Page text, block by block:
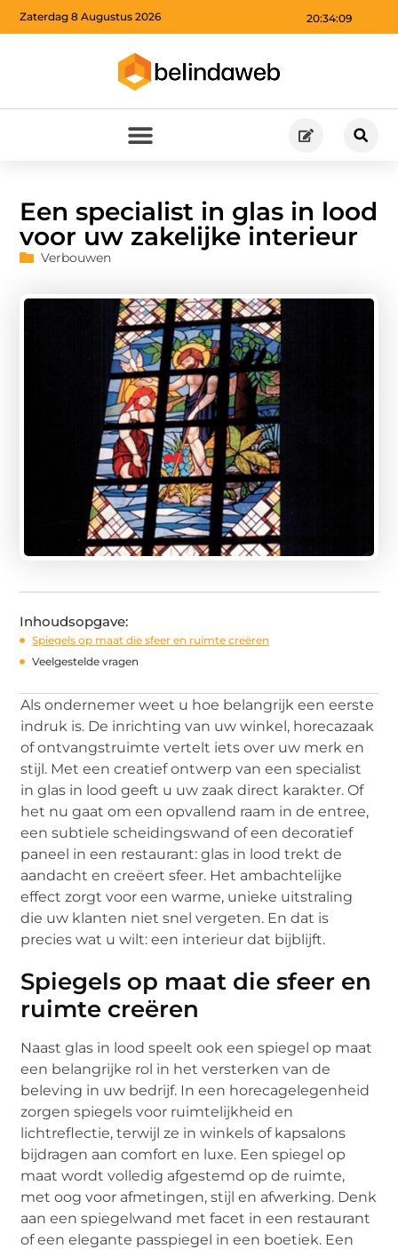
20:34:10
Zaterdag 8 Augustus 2026
Een specialist in glas in lood
voor uw zakelijke interieur
Verbouwen
Inhoudsopgave:
Spiegels op maat die sfeer en ruimte creëren
Veelgestelde vragen
Als ondernemer weet u hoe belangrijk een eerste
indruk is. De inrichting van uw winkel, horecazaak
of ontvangstruimte vertelt iets over uw merk en
stijl. Met een creatief ontwerp van een specialist
in glas in lood geeft u uw zaak direct karakter. Of
het nu gaat om een opvallend raam in de entree,
een subtiele scheidingswand of een decoratief
paneel in een restaurant: glas in lood trekt de
aandacht en creëert sfeer. Het ambachtelijke
effect zorgt voor een warme, unieke uitstraling
die uw klanten niet snel vergeten. En dat is
precies wat u wilt: een interieur dat bijblijft.
Spiegels op maat die sfeer en
ruimte creëren
Naast glas in lood speelt ook een spiegel op maat
een belangrijke rol in het versterken van de
beleving in uw bedrijf. In een horecagelegenheid
zorgen spiegels voor ruimtelijkheid en
lichtreflectie, terwijl ze in winkels of kapsalons
bijdragen aan comfort en luxe. Een spiegel op
maat wordt volledig afgestemd op de ruimte,
met oog voor afmetingen, stijl en afwerking. Denk
aan een spiegelwand met facet in een restaurant
of een elegante passpiegel in een boetiek. Een